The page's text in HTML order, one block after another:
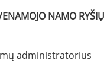
NAMO
administratorius